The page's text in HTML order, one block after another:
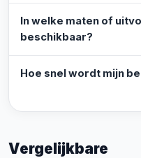
In welke maten of
beschikbaar?
Hoe snel wordt mijn
Vergelijkbare